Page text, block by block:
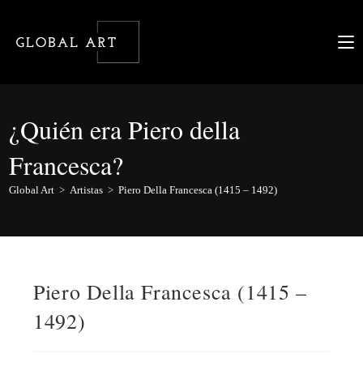
contenido
¿Quién era Piero della
Francesca?
Global Art > Artistas > Piero Della Francesca (1415 – 1492)
Piero Della Francesca (1415 –
1492)